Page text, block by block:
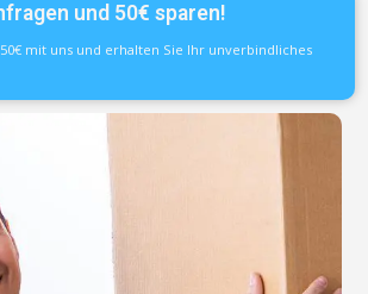
und 50€ sparen!
mit uns und erhalten Sie Ihr unverbindliches